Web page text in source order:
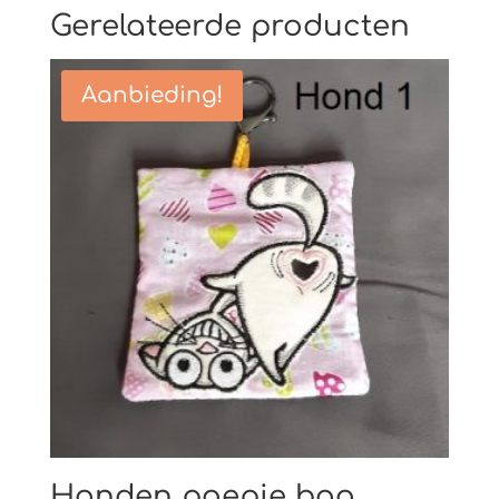
Gerelateerde producten
Aanbieding!